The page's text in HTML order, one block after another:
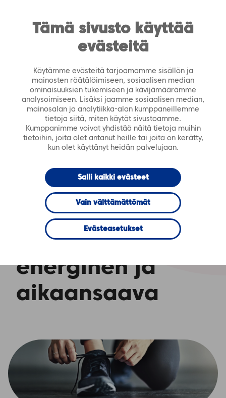
Tämä sivusto käyttää
evästeitä
Käytämme evästeitä tarjoamamme sisällön ja
mainosten räätälöimiseen, sosiaalisen median
ominaisuuksien tukemiseen ja kävijämäärämme
analysoimiseen. Lisäksi jaamme sosiaalisen median,
mainosalan ja analytiikka-alan kumppaneillemme
tietoja siitä, miten käytät sivustoamme.
Kumppanimme voivat yhdistää näitä tietoja muihin
tietoihin, joita olet antanut heille tai joita on kerätty,
kun olet käyttänyt heidän palvelujaan.
Salli kaikki evästeet
Vain välttämättömät
Evästeasetukset
https://tiera.fi/name FI SV
satsaaminen kannattaa: Hyvinvoiva työyhteisö on
energinen ja aikaansaava
ARTIKKELI maaliskuu 2024
Liikkumiseen
satsaaminen
kannattaa:
Hyvinvoiva
työyhteisö on
energinen ja
aikaansaava